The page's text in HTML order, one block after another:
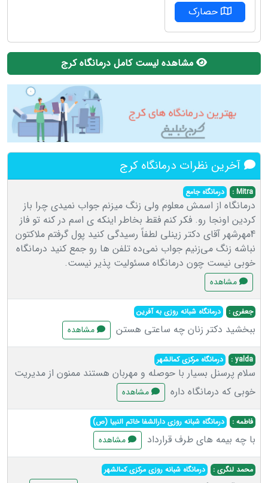
حصارک
مشاهده لیست کامل درمانگاه کرج
آخرین نظرات درمانگاه کرج
Mitra : درمانگاه جامع
درمانگاه از اسمش معلوم ولی زنگ میزنم جواب نمیدی چرا باز
کردین اونجا رو. فکر کنم فقط بخاطر اینکه ی اسم در کنه تو فاز
4مهرشهر آقای دکتر زینلی لطفاً رسیدگی کنید پول گرفتم ملاکتون
نباشه زنگ می‌زنیم جواب نمی‌ده تلفن ها رو جمع کنید درمانگاه
خوبی نیست چون درمانگاه مسئولیت پذیر نیست.
مشاهده
جعفری : درمانگاه شبانه روزی به آفرین
ببخشید دکتر زنان چه ساعتی هستن مشاهده
yalda : درمانگاه مرکزی کمالشهر
سلام پرسنل بسیار با حوصله و مهربان هستند ممنون از مدیریت
خوبی که درمانگاه داره
مشاهده
فاطمه : درمانگاه شبانه روزی دارالشفا خاتم النبیا (ص)
با چه بیمه های طرف قرارداد مشاهده
محمد لنگری : درمانگاه شبانه روزی مرکزی کمالشهر